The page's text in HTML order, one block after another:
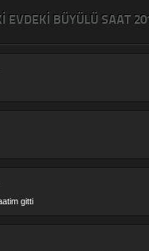
BÜYÜLÜ SAAT
gitti